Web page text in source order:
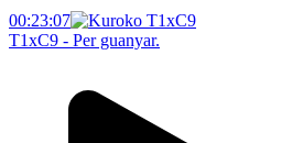
00:23:07
T1xC9 - Per guanyar.